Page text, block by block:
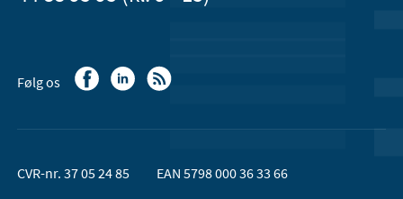
Følg os
CVR-nr. 37 05 24 85 EAN 5798 000 36 33 66